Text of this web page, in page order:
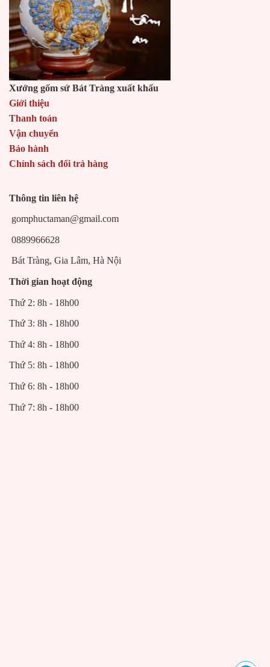
Xưởng gốm sứ Bát Tràng xuất khẩu
Giới thiệu
Thanh toán
Vận chuyển
Bảo hành
Chính sách đổi trả hàng
Thông tin liên hệ
gomphuctaman@gmail.com
0889966628
Bát Tràng, Gia Lâm, Hà Nội
Thời gian hoạt động
Thứ 2: 8h - 18h00
Thứ 3: 8h - 18h00
Thứ 4: 8h - 18h00
Thứ 5: 8h - 18h00
Thứ 6: 8h - 18h00
Thứ 7: 8h - 18h00